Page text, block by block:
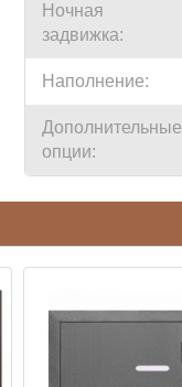
Ночная
задвижка:
Наполнение:
Дополнительные
опции: